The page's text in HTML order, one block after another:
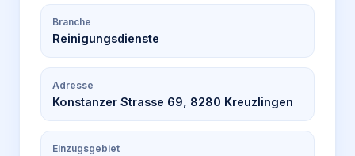
Branche
Reinigungsdienste
Adresse
Konstanzer Strasse 69, 8280 Kreuzlingen
Einzugsgebiet